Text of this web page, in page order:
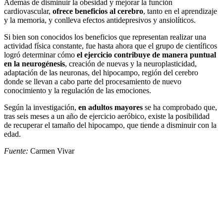
Además de disminuir la obesidad y mejorar la función
cardiovascular, ofrece beneficios al cerebro, tanto en el aprendizaje
y la memoria, y conlleva efectos antidepresivos y ansiolíticos.
Si bien son conocidos los beneficios que representan realizar una
actividad física constante, fue hasta ahora que el grupo de científicos
logró determinar cómo el ejercicio contribuye de manera puntual
en la neurogénesis, creación de nuevas y la neuroplasticidad,
adaptación de las neuronas, del hipocampo, región del cerebro
donde se llevan a cabo parte del procesamiento de nuevo
conocimiento y la regulación de las emociones.
Según la investigación, en adultos mayores se ha comprobado que,
tras seis meses a un año de ejercicio aeróbico, existe la posibilidad
de recuperar el tamaño del hipocampo, que tiende a disminuir con la
edad.
Fuente: Carmen Vivar